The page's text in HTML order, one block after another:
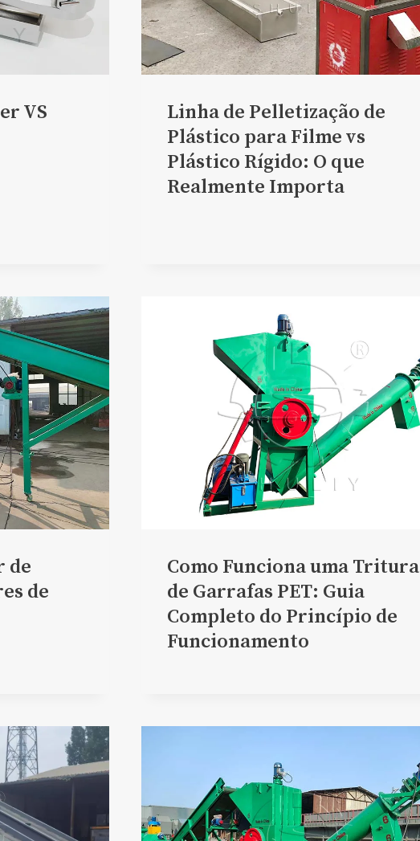
VS
Linha de Pelletização de
Plástico para Filme vs
Plástico Rígido: O que
Realmente Importa
de
de
Como Funciona uma Tritura
de Garrafas PET: Guia
Completo do Princípio de
Funcionamento